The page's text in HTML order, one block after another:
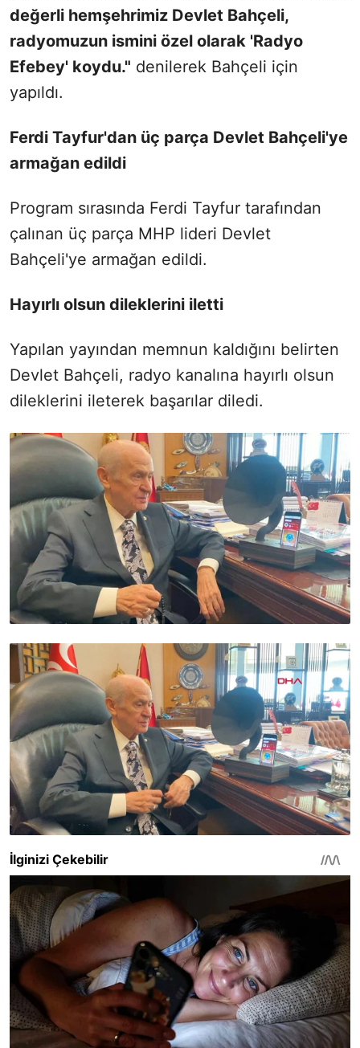
değerli hemşehrimiz Devlet Bahçeli,
radyomuzun ismini özel olarak 'Radyo
Efebey' koydu." denilerek Bahçeli için
yapıldı.
Ferdi Tayfur'dan üç parça Devlet Bahçeli'ye
armağan edildi
Program sırasında Ferdi Tayfur tarafından
çalınan üç parça MHP lideri Devlet
Bahçeli'ye armağan edildi.
Hayırlı olsun dileklerini iletti
Yapılan yayından memnun kaldığını belirten
Devlet Bahçeli, radyo kanalına hayırlı olsun
dileklerini ileterek başarılar diledi.